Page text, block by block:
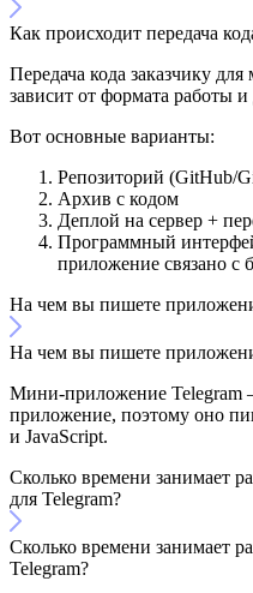
Как происходит передача
Передача кода заказчику
зависит от формата работы
Вот основные варианты:
Репозиторий (GitHub/
Архив с кодом
Деплой на сервер +
Программный
приложение связано с
На чем вы пишете
На чем вы пишете
Мини-приложение Telegram
приложение, поэтому оно
и JavaScript.
Сколько времени занимает
для Telegram?
Сколько времени занимает
Telegram?